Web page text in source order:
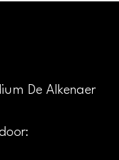
De Alkenaer